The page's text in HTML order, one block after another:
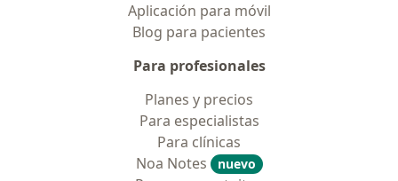
Aplicación para móvil
Blog para pacientes
Para profesionales
Planes y precios
Para especialistas
Para clínicas
Noa Notes
nuevo